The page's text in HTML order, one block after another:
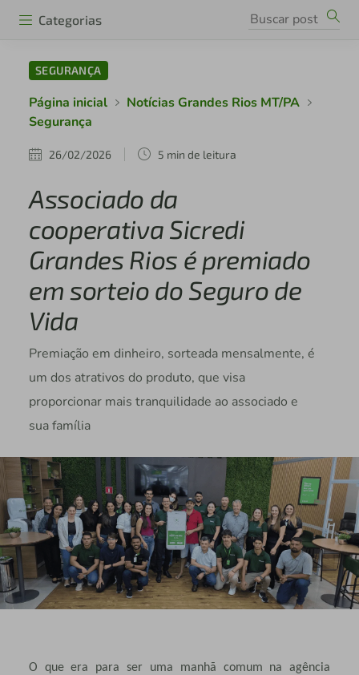
Categorias
SEGURANÇA
Página inicial
Notícias Grandes Rios MT/PA
Segurança
26/02/2026 5 min de leitura
Associado da
cooperativa Sicredi
Grandes Rios é premiado
em sorteio do Seguro de
Vida
Premiação em dinheiro, sorteada mensalmente, é
um dos atrativos do produto, que visa
proporcionar mais tranquilidade ao associado e
sua família
O que era para ser uma manhã comum na agência